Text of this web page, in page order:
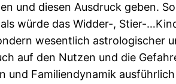
und diesen Ausdruck geben.
würde das Widder-, Stier-
wesentlich astrologischer
auf den Nutzen und die
und Familiendynamik